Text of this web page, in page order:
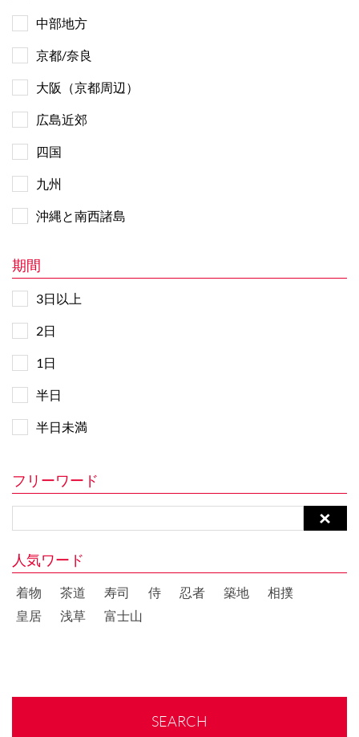
中部地方
京都/奈良
大阪（京都周辺）
広島近郊
四国
九州
沖縄と南西諸島
期間
3日以上
2日
1日
半日
半日未満
フリーワード
人気ワード
着物 茶道 寿司 侍 忍者 築地
相撲
皇居
浅草 富士山
SEARCH